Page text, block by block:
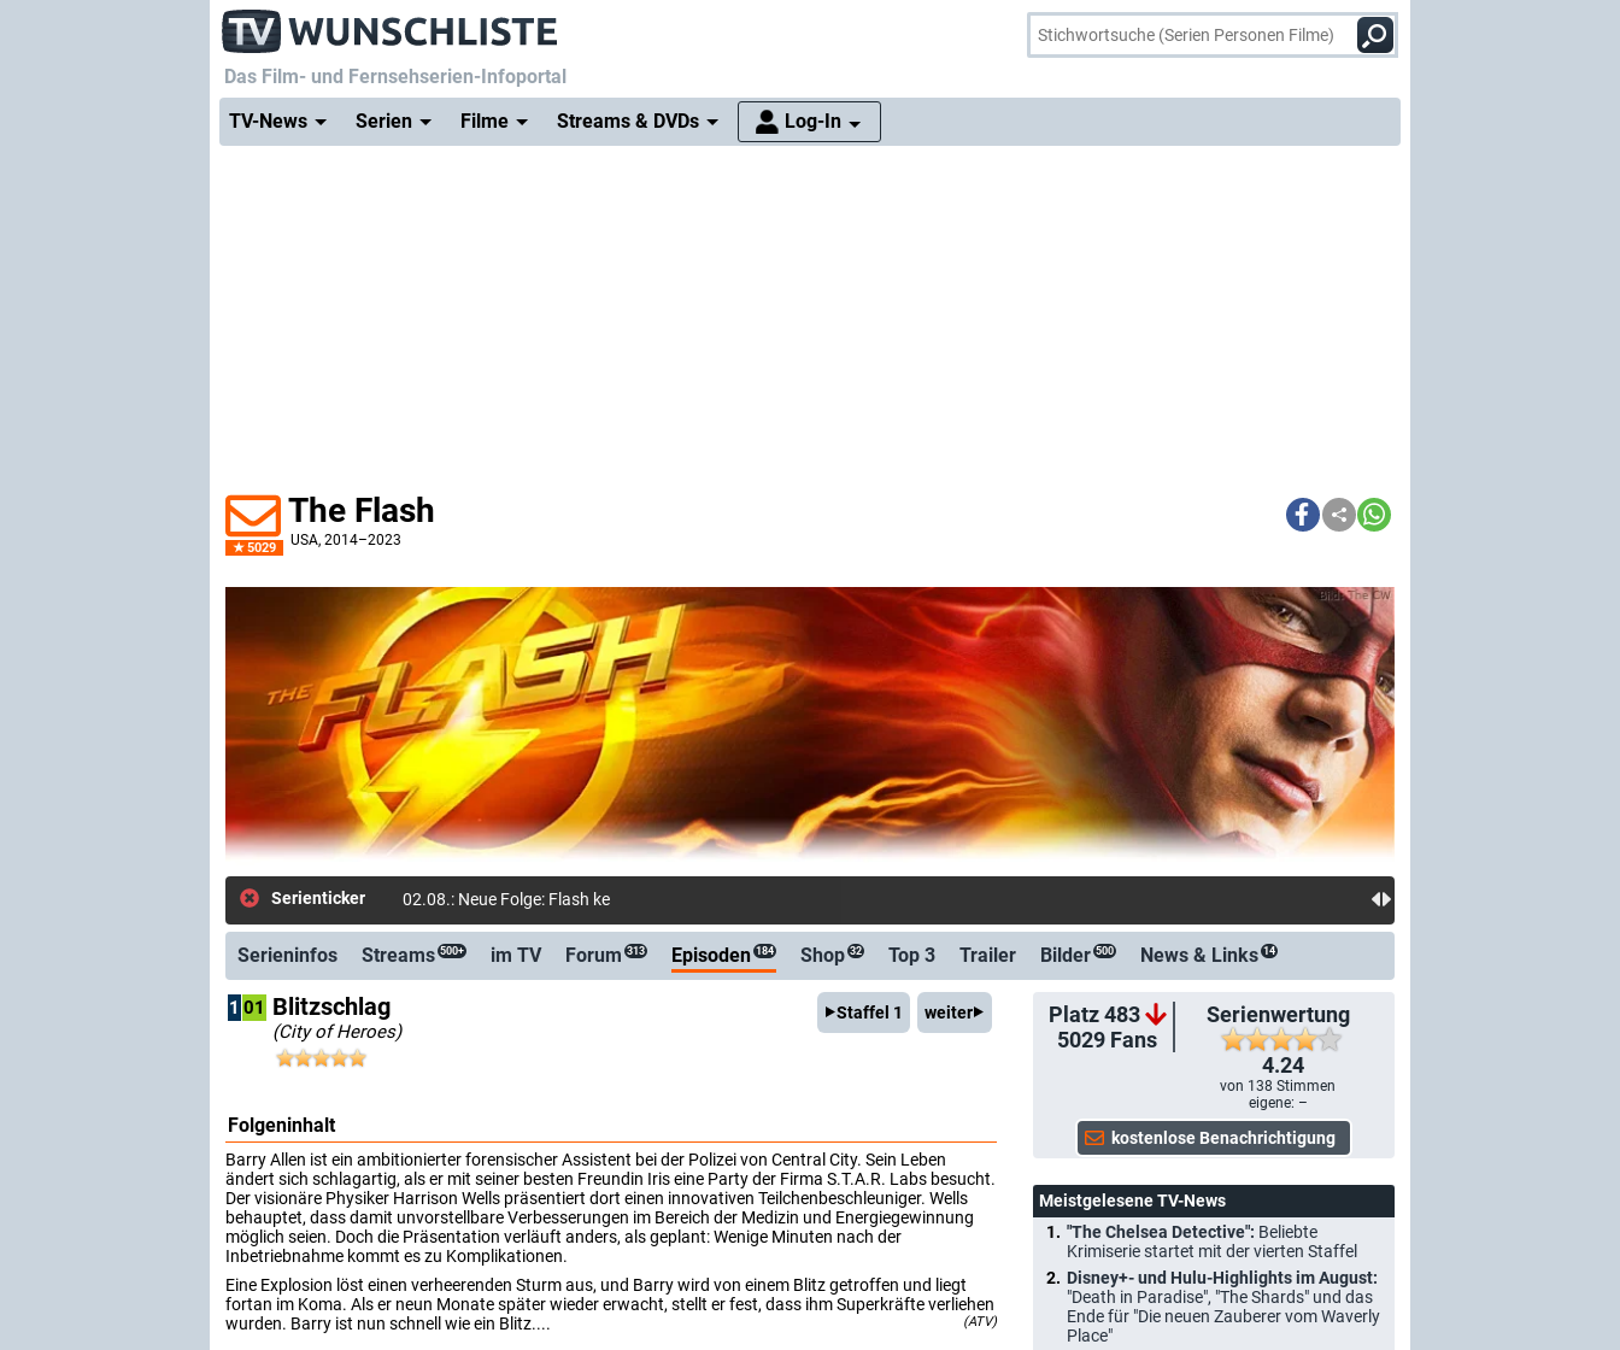
Das Film- und Fernsehserien-Infoportal
TV-News
Serien Filme Streams & DVDs Log-In
5029
The Flash
USA, 2014–2023
Serienticker 02.08.: Neue Folge: Flash kehrt zurück (Amazon Prime Vi
Serieninfos Streams 500+ im TV Forum 313 Episoden 184 Shop 32 Top 3 Trailer Bilder 500 News & Links 14
Platz 483
5029 Fans
Serienwertung
4.24
von 138 Stimmen
eigene: –
1 01 Blitzschlag
(City of Heroes)
Staffel 1 weiter
Folgeninhalt
Barry Allen ist ein ambitionierter forensischer Assistent bei der Polizei von Central City. Sein Leben
ändert sich schlagartig, als er mit seiner besten Freundin Iris eine Party der Firma S.T.A.R. Labs besucht.
Der visionäre Physiker Harrison Wells präsentiert dort einen innovativen Teilchenbeschleuniger. Wells
behauptet, dass damit unvorstellbare Verbesserungen im Bereich der Medizin und Energiegewinnung
möglich seien. Doch die Präsentation verläuft anders, als geplant: Wenige Minuten nach der
Inbetriebnahme kommt es zu Komplikationen.
Eine Explosion löst einen verheerenden Sturm aus, und Barry wird von einem Blitz getroffen und liegt
fortan im Koma. Als er neun Monate später wieder erwacht, stellt er fest, dass ihm Superkräfte verliehen
wurden. Barry ist nun schnell wie ein Blitz....
(ATV)
Meistgelesene TV-News
"The Chelsea Detective": Beliebte
Krimiserie startet mit der vierten Staffel
Disney+- und Hulu-Highlights im August:
"Death in Paradise", "The Shards" und das
Ende für "Die neuen Zauberer vom Waverly
Place"